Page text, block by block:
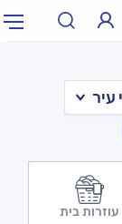
עוזרות בית